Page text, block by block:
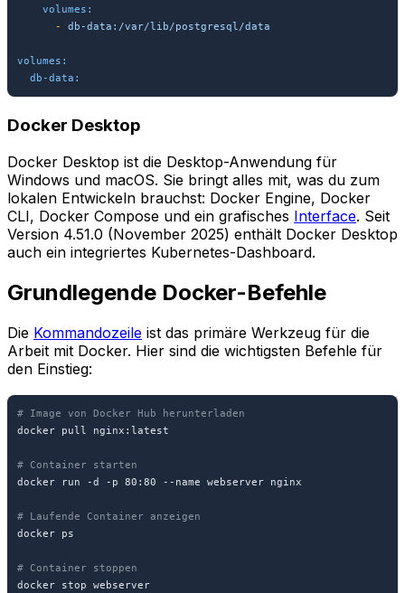
volumes:
-
db-data:/var/lib/postgresql/data
volumes:
db-data:
Docker Desktop
Docker Desktop ist die Desktop-Anwendung für
Windows und macOS. Sie bringt alles mit, was du zum
lokalen Entwickeln brauchst: Docker Engine, Docker
CLI, Docker Compose und ein grafisches Interface. Seit
Version 4.51.0 (November 2025) enthält Docker Desktop
auch ein integriertes Kubernetes-Dashboard.
Grundlegende Docker-Befehle
Die Kommandozeile ist das primäre Werkzeug für die
Arbeit mit Docker. Hier sind die wichtigsten Befehle für
den Einstieg:
# Image von Docker Hub herunterladen
docker pull nginx:latest
# Container starten
docker run -d -p 80:80 --name webserver nginx
# Laufende Container anzeigen
docker ps
# Container stoppen
docker stop webserver